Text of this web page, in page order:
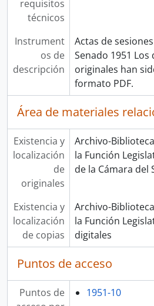
requisitos
técnicos
Instrument
os de
descripción
Actas de
Senado 1951
originales han
formato PDF.
Área de materiales
Existencia y
localización
de
originales
Archivo-
la Función
de la Cámara del
Existencia y
localización
de copias
Archivo-
la Función
digitales
Puntos de acceso
Puntos de
1951-10